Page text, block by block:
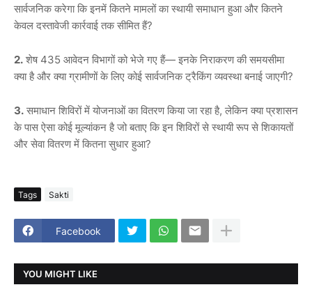
सार्वजनिक करेगा कि इनमें कितने मामलों का स्थायी समाधान हुआ और कितने
केवल दस्तावेजी कार्रवाई तक सीमित हैं?
2. शेष 435 आवेदन विभागों को भेजे गए हैं— इनके निराकरण की समयसीमा
क्या है और क्या ग्रामीणों के लिए कोई सार्वजनिक ट्रैकिंग व्यवस्था बनाई जाएगी?
3. समाधान शिविरों में योजनाओं का वितरण किया जा रहा है, लेकिन क्या प्रशासन
के पास ऐसा कोई मूल्यांकन है जो बताए कि इन शिविरों से स्थायी रूप से शिकायतों
और सेवा वितरण में कितना सुधार हुआ?
Tags Sakti
Facebook
YOU MIGHT LIKE